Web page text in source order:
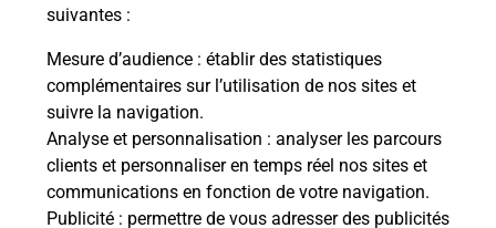
suivantes :
Mesure d’audience : établir des statistiques
complémentaires sur l’utilisation de nos sites et
suivre la navigation.
Analyse et personnalisation : analyser les parcours
clients et personnaliser en temps réel nos sites et
communications en fonction de votre navigation.
Publicité : permettre de vous adresser des publicités
La Poste
en ligne
Ouvert 24h/24
En savoir plus